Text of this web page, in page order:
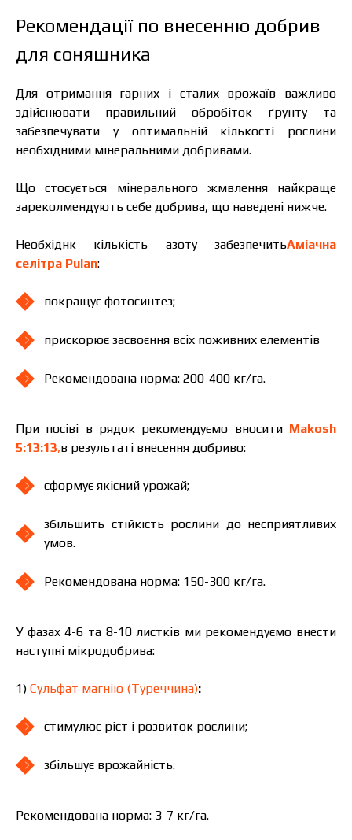
Рекомендації по внесенню добрив
для соняшника
Для отримання гарних і сталих врожаїв важливо
здійснювати правильний обробіток ґрунту та
забезпечувати у оптимальній кількості рослини
необхідними мінеральними добривами.
Що стосується мінерального жмвлення найкраще
зареколмендують себе добрива, що наведені нижче.
Необхіднк кількість азоту забезпечитьАміачна
селітра Pulan:
покращує фотосинтез;
прискорює засвоєння всіх поживних елементів
Рекомендована норма: 200-400 кг/га.
При посіві в рядок рекомендуємо вносити Makosh
5:13:13,в результаті внесення добриво:
сформує якісний урожай;
збільшить стійкість рослини до несприятливих
умов.
Рекомендована норма: 150-300 кг/га.
У фазах 4-6 та 8-10 листків ми рекомендуємо внести
наступні мікродобрива:
1) Сульфат магнію (Туреччина):
стимулює ріст і розвиток рослини;
збільшує врожайність.
Рекомендована норма: 3-7 кг/га.